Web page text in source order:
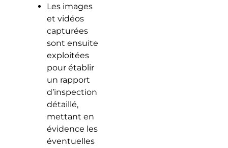
Les images
et vidéos
capturées
sont ensuite
exploitées
pour établir
un rapport
d’inspection
détaillé,
mettant en
évidence les
éventuelles